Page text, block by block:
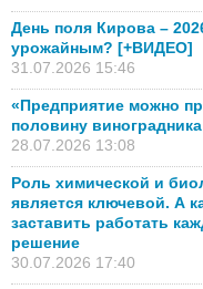
День поля Кирова –
урожайным? [+ВИДЕО]
31.07.2026 15:46
«Предприятие можно
половину
28.07.2026 13:08
Роль химической и
является ключевой. А
заставить работать
решение
30.07.2026 17:40